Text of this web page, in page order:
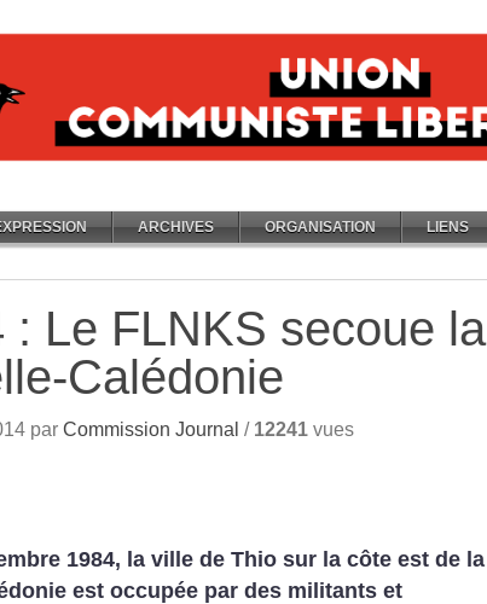
ARCHIVES ORGANISATION LIENS
: Le FLNKS secoue la
Calédonie
par Commission Journal / 12241 vues
1984, la ville de Thio sur la côte est de la
est occupée par des militants et